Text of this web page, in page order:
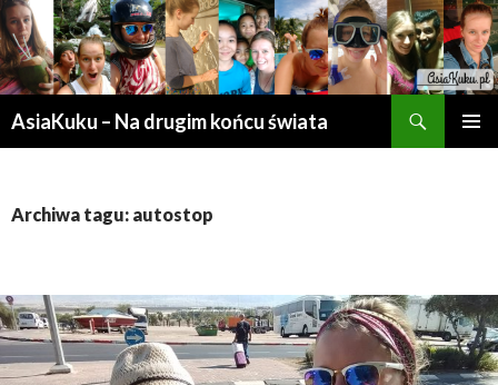
AsiaKuku – Na drugim końcu świata
Archiwa tagu: autostop